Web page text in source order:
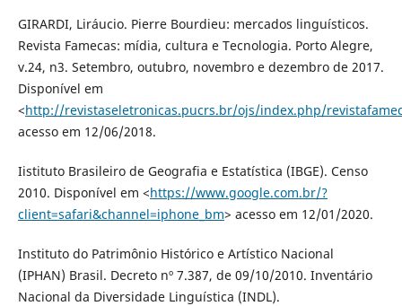
GIRARDI, Liráucio. Pierre Bourdieu: mercados linguísticos.
Revista Famecas: mídia, cultura e Tecnologia. Porto Alegre,
v.24, n3. Setembro, outubro, novembro e dezembro de 2017.
Disponível em
<http://revistaseletronicas.pucrs.br/ojs/index.php/
acesso em 12/06/2018.
Iistituto Brasileiro de Geografia e Estatística (IBGE). Censo
2010. Disponível em <https://www.google.com.br/?
client=safari&channel=iphone_bm> acesso em 12/01/2020.
Instituto do Patrimônio Histórico e Artístico Nacional
(IPHAN) Brasil. Decreto nº 7.387, de 09/10/2010. Inventário
Nacional da Diversidade Linguística (INDL).